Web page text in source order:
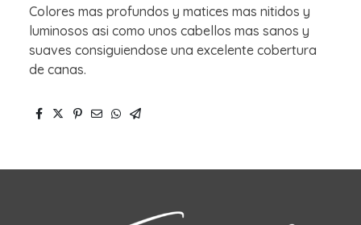
Colores mas profundos y matices mas nitidos y
luminosos asi como unos cabellos mas sanos y
suaves consiguiendose una excelente cobertura
de canas.